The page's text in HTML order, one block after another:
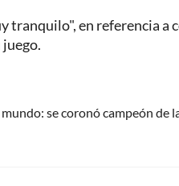
tranquilo", en referencia a
se coronó campeón de